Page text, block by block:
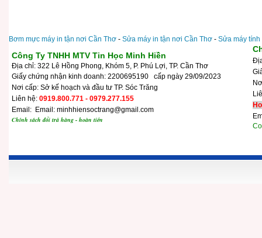
Bơm mực máy in tận nơi Cần Thơ - Sửa máy in tận nơi Cần Thơ - Sửa máy
Công Ty TNHH MTV Tin Học Minh Hiền
Địa chỉ: 322 Lê Hồng Phong, Khóm 5, P. Phú Lợi, TP. Cần Thơ
Giấy chứng nhận kinh doanh: 2200695190 cấp ngày 29/09/2023
Nơi cấp: Sở kế hoạch và đầu tư TP. Sóc Trăng
Liên hệ: 0919.800.771 - 0979.277.155
Email: Email: minhhiensoctrang@gmail.com
Chính sách đổi trả hàng - hoàn tiền